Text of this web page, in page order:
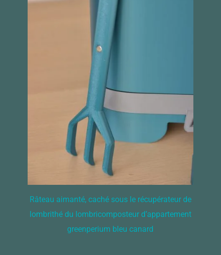
Râteau aimanté, caché sous le récupérateur de
lombrithé du lombricomposteur d’appartement
greenperium bleu canard